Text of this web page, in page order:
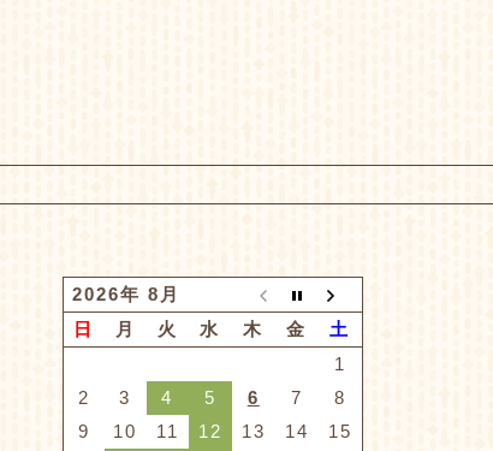
2026年 8月
日
月 火 水 木 金
土
1
2
3 4 5 6 7
8
9
10 11 12 13 14
15